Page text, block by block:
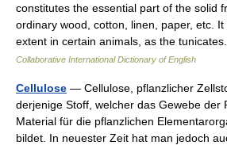
constitutes the essential part of the solid
ordinary wood, cotton, linen, paper, etc.
extent in certain animals, as the
Collaborative International Dictionary of English
Cellulose — Cellulose, pflanzlicher
derjenige Stoff, welcher das Gewebe der
Material für die pflanzlichen
bildet. In neuester Zeit hat man jedoch